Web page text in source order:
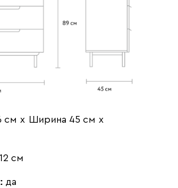
см х Ширина 45 см х
12 см
да